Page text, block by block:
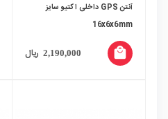
آنتن GPS داخلی اکتیو سایز
16x6x6mm
2,190,000 ریال local_mall